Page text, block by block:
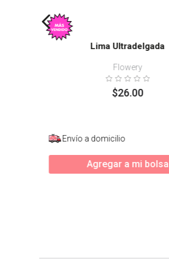
Lima Ultradelgada
Flowery
$26.00
Envío a domicilio
Agregar a mi bolsa